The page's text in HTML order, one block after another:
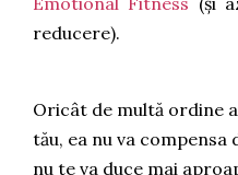
reducere).
Oricât de multă ordine
tău, ea nu va
nu te va duce mai